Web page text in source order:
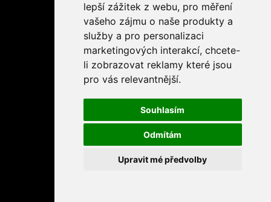
lepší zážitek z webu, pro měření
vašeho zájmu o naše produkty a
služby a pro personalizaci
marketingových interakcí, chcete-
li zobrazovat reklamy které jsou
pro vás relevantnější.
Souhlasím
Odmítám
Upravit mé předvolby